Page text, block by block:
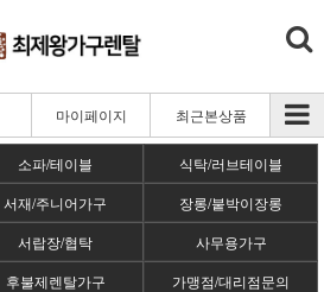
마이페이지 최근본상품
소파/테이블
식탁/러브테이블
서재/주니어가구
장롱/붙박이장롱
서랍장/협탁
사무용가구
후불제렌탈가구
가맹점/대리점문의